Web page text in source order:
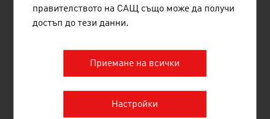
7. Stihl Tirol GmbH 733,00
Liebherr Werk Nenzing GmbH
правителството на САЩ също може да получи
достъп до тези данни.
Приемане на всички
Настройки